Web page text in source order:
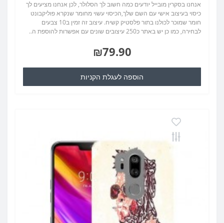
אנחנו בסקרין מובייל יודעים כמה חשוב לך הסלולר, לכן אנחנו מציעים לך
כיסוי בעיצוב אישי עם השם שלך,הכיסוי עשוי מחומר שנקרא פוליקבונט
חומר שמוכר לכולנו בתור פלסטיק קשיח. עיצוב זה זמין ב10 צבעים
לבחירה, כמו כן יש באתר כ250 עיצובים שונים עם אפשרות להוספת ה..
₪79.90
הוספה לעגלת הקניות